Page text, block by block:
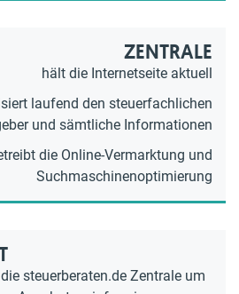
ZENTRALE
hält die Internetseite aktuell
laufend den steuerfachlichen
und sämtliche Informationen
die Online-Vermarktung und
Suchmaschinenoptimierung
steuerberaten.de Zentrale um